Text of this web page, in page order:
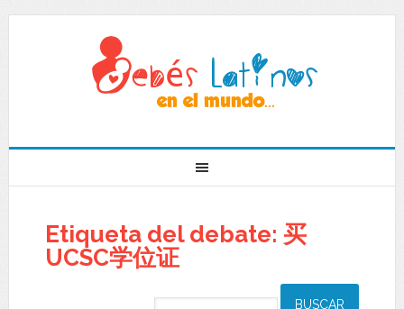
Etiqueta del debate: 买
UCSC学位证